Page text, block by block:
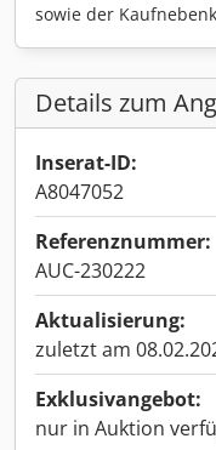
sowie der
Details zum
Inserat-ID:
A8047052
Referenznummer:
AUC-230222
Aktualisierung:
zuletzt am
Exklusivangebot:
nur in Auktion